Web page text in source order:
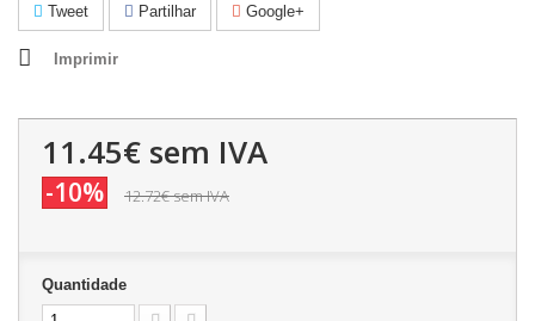
Tweet Partilhar Google+
Imprimir
11.45€ sem IVA
-10% 12.72€sem IVA
Quantidade